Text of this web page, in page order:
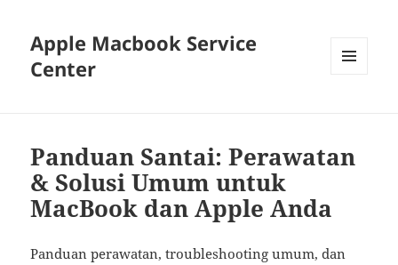
Apple Macbook Service
Center
Panduan Santai: Perawatan
& Solusi Umum untuk
MacBook dan Apple Anda
Panduan perawatan, troubleshooting umum, dan